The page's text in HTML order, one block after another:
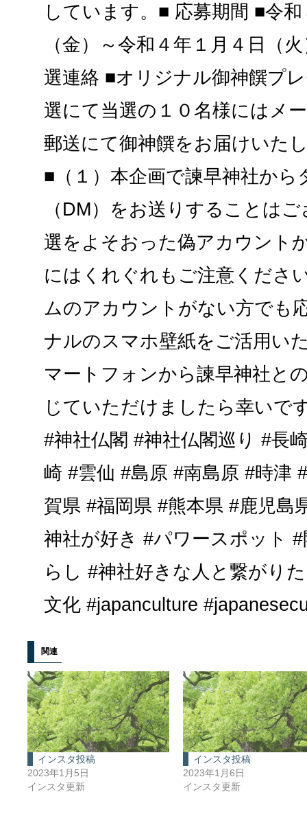
しています。■ 応募期間 ■令
（金）～令和４年１月４日（
選連絡 ■オリジナル御神饌プ
選にて当選の１０名様にはメ
郵送にて御神饌をお届けいた
■（１）本企画で諫早神社から
（DM）をお送りすることは
選をよそおった偽アカウント
にはくれぐれもご注意くださ
ムのアカウントがない方でも
ナルのスマホ壁紙をご活用い
マートフォンから諫早神社と
じていただけましたら幸いで
#神社仏閣 #神社仏閣巡り #長
崎 #雲仙 #島原 #南島原 #時津
賀県 #福岡県 #熊本県 #鹿児島
神社が好き #パワースポット
らし #神社好きな人と繋がり
文化 #japanculture
関連
インスタ投稿
2023年1月5日
インスタ更新
インスタ投稿
2023年1月6日
インスタ更新